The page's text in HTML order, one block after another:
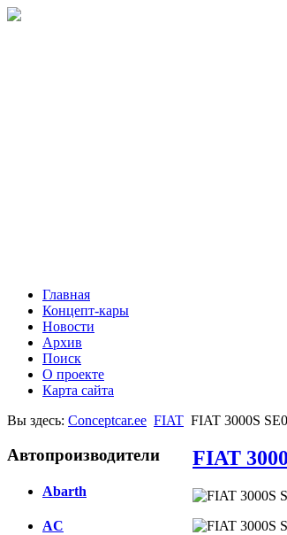
Главная
Концепт-кары
Новости
Архив
Поиск
О проекте
Карта сайта
Вы здесь: Conceptcar.ee FIAT FIAT 3000S
Автопроизводители
Abarth
AC
FIAT